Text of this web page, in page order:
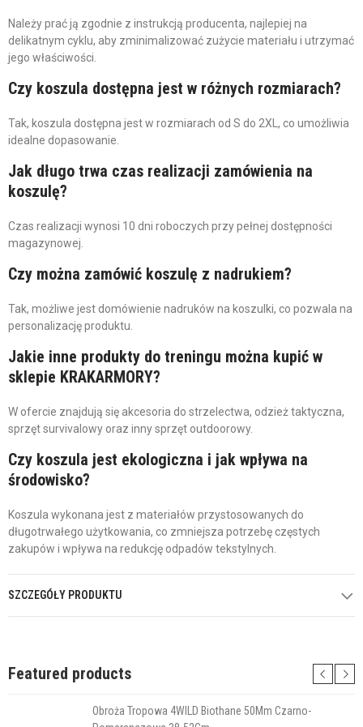
Należy prać ją zgodnie z instrukcją producenta, najlepiej na
delikatnym cyklu, aby zminimalizować zużycie materiału i utrzymać
jego właściwości.
Czy koszula dostępna jest w różnych rozmiarach?
Tak, koszula dostępna jest w rozmiarach od S do 2XL, co umożliwia
idealne dopasowanie.
Jak długo trwa czas realizacji zamówienia na
koszulę?
Czas realizacji wynosi 10 dni roboczych przy pełnej dostępności
magazynowej.
Czy można zamówić koszulę z nadrukiem?
Tak, możliwe jest domówienie nadruków na koszulki, co pozwala na
personalizację produktu.
Jakie inne produkty do treningu można kupić w
sklepie KRAKARMORY?
W ofercie znajdują się akcesoria do strzelectwa, odzież taktyczna,
sprzęt survivalowy oraz inny sprzęt outdoorowy.
Czy koszula jest ekologiczna i jak wpływa na
środowisko?
Koszula wykonana jest z materiałów przystosowanych do
długotrwałego użytkowania, co zmniejsza potrzebę częstych
zakupów i wpływa na redukcję odpadów tekstylnych.
SZCZEGÓŁY PRODUKTU
Featured products
Obroża Tropowa 4WILD Biothane 50Mm Czarno-